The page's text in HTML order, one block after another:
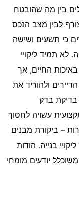
בין מה שהובטח
לבין מצב הנכס
כי תשעים ושישה
לא תמיד ליקויי
החיים, אך
ולהוריד את
בדק
עשויה לחסוך
– ביקורת מבנים
בנייה. הודות
יודעים מומחי